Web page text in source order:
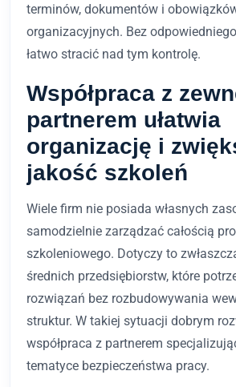
terminów, dokumentów i
organizacyjnych. Bez
łatwo stracić nad tym kontrolę.
Współpraca z
partnerem ułatwia
organizację i
jakość szkoleń
Wiele firm nie posiada własnych
samodzielnie zarządzać całością
szkoleniowego. Dotyczy to
średnich przedsiębiorstw, które
rozwiązań bez rozbudowywania
struktur. W takiej sytuacji dobrym
współpraca z partnerem
tematyce bezpieczeństwa pracy.